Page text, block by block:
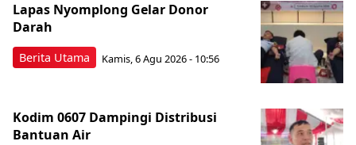
Berita Utama
Lapas Nyomplong Gelar Donor
Darah
Kamis, 6 Agu 2026 - 10:56
Kodim 0607 Dampingi Distribusi
Bantuan Air